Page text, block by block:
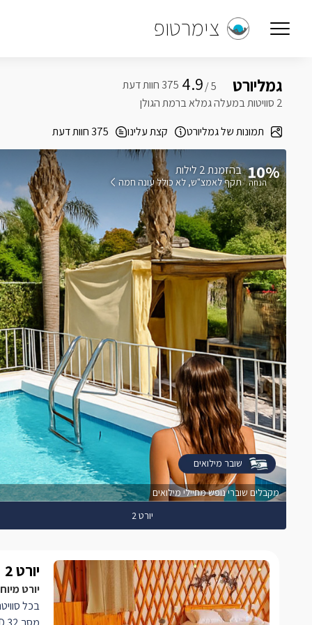
צימרטופ
גמליורט 5 /
4.9
2 סוויטות במעלה גמלא ברמת הגולן
תמונות של גמליורט
קצת עלינו 375 חוות דעת
מקבלים שוברי נופש מחיילי מילואים
יורט 2
10% בהזמנת 2 לילות
תקף לאמצ"ש לא כולל עונה חמה
שובר מילואים
יורט 2
יורט
בכל